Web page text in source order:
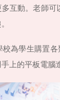
互動。老師
為學生購置
上的平板電腦